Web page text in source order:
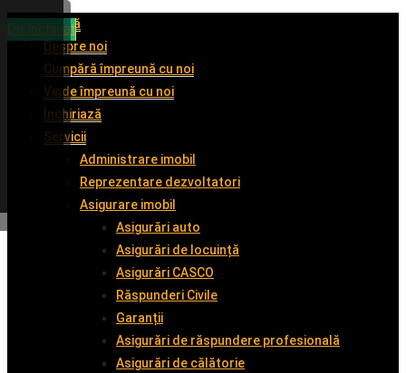
Acasă
Despre noi
Cumpără împreună cu noi
Vinde împreună cu noi
Închiriază
Servicii
Administrare imobil
Reprezentare dezvoltatori
Asigurare imobil
Asigurări auto
Asigurări de locuință
Asigurări CASCO
Răspunderi Civile
Garanții
Asigurări de răspundere profesională
Asigurări de călătorie
De închiriat
De închiriat
De vânzare
De închiriat